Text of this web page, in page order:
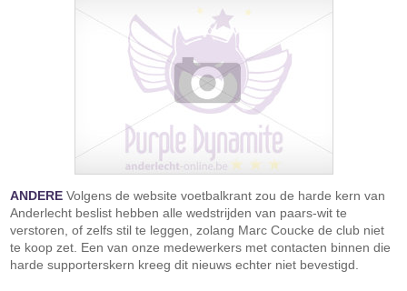
ANDERE Volgens de website voetbalkrant zou de harde kern van
Anderlecht beslist hebben alle wedstrijden van paars-wit te
verstoren, of zelfs stil te leggen, zolang Marc Coucke de club niet
te koop zet. Een van onze medewerkers met contacten binnen die
harde supporterskern kreeg dit nieuws echter niet bevestigd.